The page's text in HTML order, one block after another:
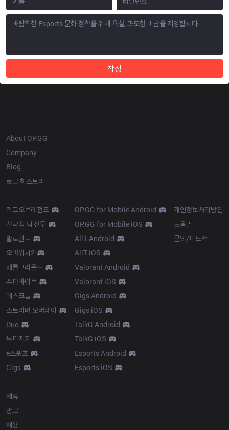
작성
About OP.GG
Company
Blog
로고 히스토리
리그오브레전드
전략적 팀 전투
발로란트
오버워치2
배틀그라운드
슈퍼바이브
데스크톱
스트리머 오버레이
Duo
톡피지지
e스포츠
Gigs
OP.GG for Mobile Android
OP.GG for Mobile iOS
AllT Android
AllT iOS
Valorant Android
Valorant iOS
Gigs Android
Gigs iOS
TalkG Android
TalkG iOS
Esports Android
Esports iOS
개인정보처리방침
도움말
문의/피드백
제휴
광고
채용